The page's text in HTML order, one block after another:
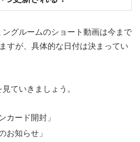
グルームのショート動画は今まで
すが、具体的な日付は決まってい
ていきましょう。
カード開封」
お知らせ」